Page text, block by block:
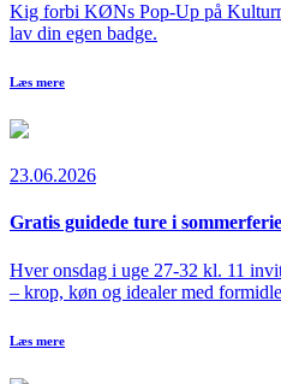
Kig forbi KØNs Pop-Up på
lav din egen badge.
Læs mere
23.06.2026
Gratis guidede ture i
Hver onsdag i uge 27-32 kl. 11
– krop, køn og idealer med
Læs mere